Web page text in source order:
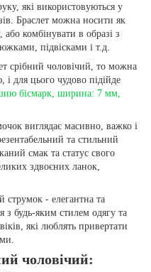
які використовуються у
Браслет можна носити як
комбінувати в образі з
підвісками і т.д.
срібний чоловічий, то можна
для цього чудово підійде
шию бісмарк, ширина: 7 мм,
виглядає масивно, важко і
та стильний
смак та статус свого
здвоєних ланок,
струмок - елегантна та
з будь-яким стилем одягу та
які люблять привертати
чоловічий: